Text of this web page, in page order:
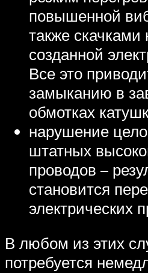
повышенной
также
созданной
Все это
замыканию в
обмотках
нарушение
штатных
проводов –
становится
электрических
В любом из этих
потребуется